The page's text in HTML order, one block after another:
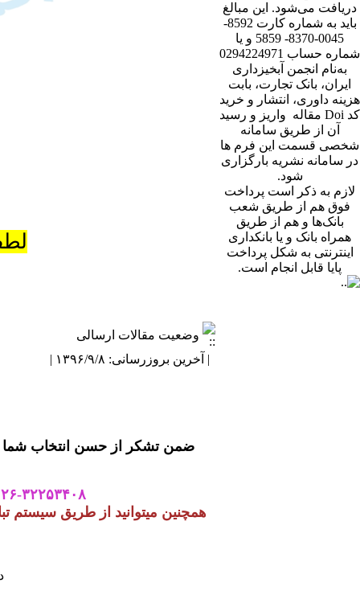
دریافت می‌شود. این مبالغ
باید به شماره کارت 8592-
0045-8370- 5859 و یا
شماره حساب 0294224971
به‌نام انجمن آبخیزداری
ایران، بانک تجارت، بابت
هزینه داوری، انتشار و خرید
کد Doi مقاله واریز و رسید
آن از طریق سامانه
شخصی قسمت این فرم ها
در سامانه نشریه بارگزاری
شود.
لازم به ذکر است پرداخت
فوق هم از طریق شعب
بانک‌‌ها و هم از طریق
همراه بانک و یا بانکداری
اینترنتی به شکل پرداخت
پایا قابل انجام است.
وضعیت مقالات ارسالی
| آخرین بروزرسانی: ۱۳۹۶/۹/۸ |
ضمن تشکر از حسن انتخاب
۰۲۶-
همچنین میتوانید از طریق